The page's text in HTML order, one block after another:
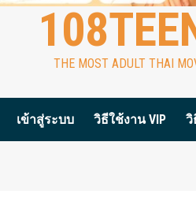
THE MOST ADULT THAI
เข้าสู่ระบบ วิธีใช้งาน VIP วิ